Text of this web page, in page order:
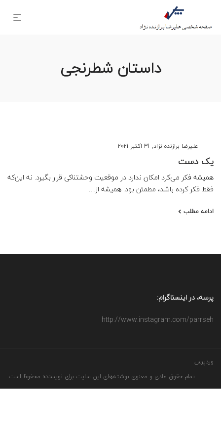
داستان شطرنجی
توسطعلیرضا برازنده نژاد نوشته
31 اکتبر 2021
یک دست
همیشه فکر می‌کرد امکان ندارد در موقعیت وحشتناکی قرار بگیرد. نه این‌که
فقط فکر کرده باشد، مطمئن بود. همیشه از…
ادامه مطلب
پرسه، در اینستاگرام:
http://www.instagram.com/parrseh
وردپرس
تمام حقوق مادی و معنوی نوشته‌های این سایت برای نویسنده محفوظ است.